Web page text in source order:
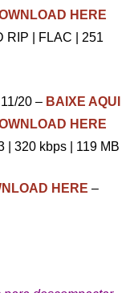
HERE
RIP | FLAC | 251
20 – BAIXE AQUI
HERE
| 320 kbps | 119 MB
HERE –